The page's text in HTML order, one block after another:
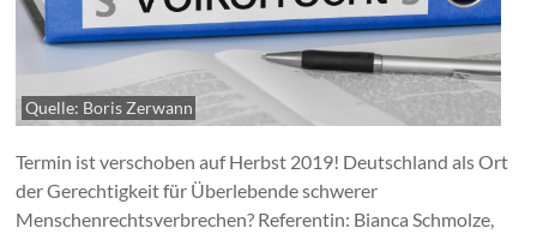
Quelle: Boris Zerwann
Termin ist verschoben auf Herbst 2019! Deutschland als Ort
der Gerechtigkeit für Überlebende schwerer
Menschenrechtsverbrechen? Referentin: Bianca Schmolze,